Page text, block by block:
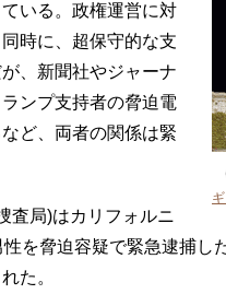
いる。政権運営に対
時に、超保守的な支
、新聞社やジャーナ
ンプ支持者の脅迫電
ど、両者の関係は緊
査局)はカリフォルニ
を脅迫容疑で緊急逮捕し
た。